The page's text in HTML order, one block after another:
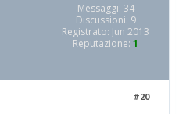
Messaggi: 34
Discussioni: 9
Registrato: Jun 2013
Reputazione: 1
#20